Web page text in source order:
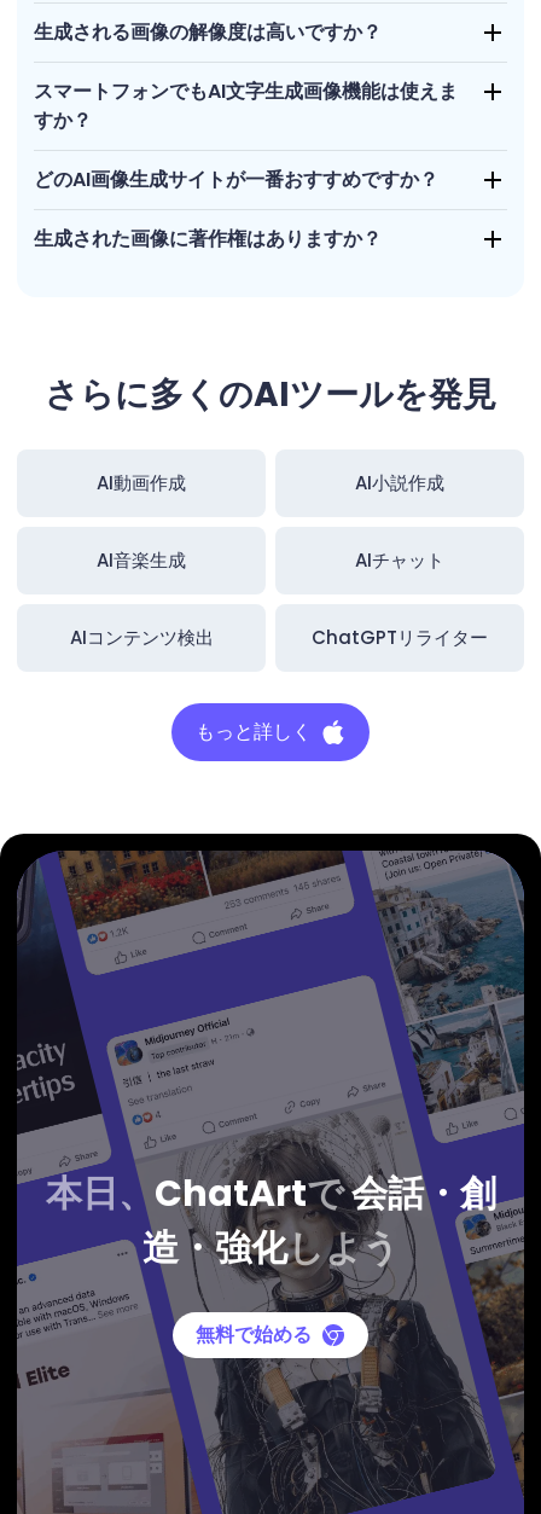
生成される画像の解像度は高いですか？
スマートフォンでもAI文字生成画像機能は使えま
すか？
どのAI画像生成サイトが一番おすすめですか？
生成された画像に著作権はありますか？
さらに多くのAIツールを発見
AI動画作成 AI小説作成
AI音楽生成 AIチャット
AIコンテンツ検出 ChatGPTリライター
もっと詳しく
本日、ChatArtで会話・創
造・強化しよう
無料で始める